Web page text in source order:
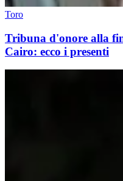
Toro
Tribuna d'onore alla
Cairo: ecco i presenti